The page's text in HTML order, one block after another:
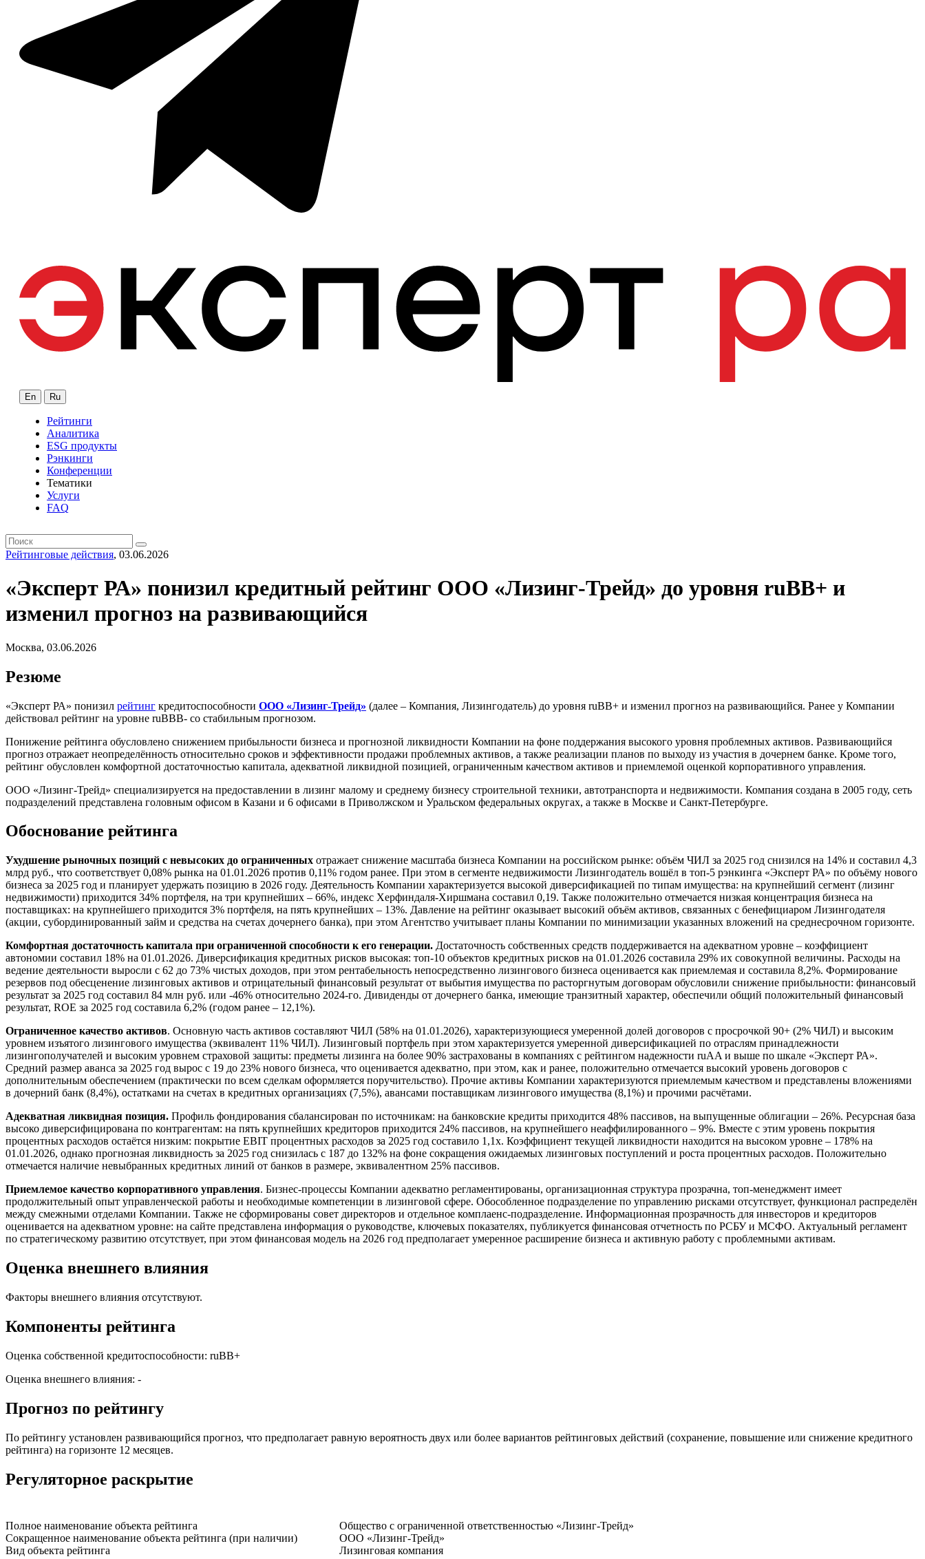
En Ru
Рейтинги
Аналитика
ESG продукты
Рэнкинги
Конференции
Тематики
Услуги
FAQ
Рейтинговые действия, 03.06.2026
«Эксперт РА» понизил кредитный рейтинг ООО «Лизинг-Трейд» до уровня ruBB+ и
изменил прогноз на развивающийся
Москва, 03.06.2026
Резюме
«Эксперт РА» понизил рейтинг кредитоспособности ООО «Лизинг-Трейд» (далее – Компания, Лизингодатель) до уровня ruBB+ и изменил прогноз на развивающийся. Ранее у Компании
действовал рейтинг на уровне ruBBВ- со стабильным прогнозом.
Понижение рейтинга обусловлено снижением прибыльности бизнеса и прогнозной ликвидности Компании на фоне поддержания высокого уровня проблемных активов. Развивающийся
прогноз отражает неопределённость относительно сроков и эффективности продажи проблемных активов, а также реализации планов по выходу из участия в дочернем банке. Кроме того,
рейтинг обусловлен комфортной достаточностью капитала, адекватной ликвидной позицией, ограниченным качеством активов и приемлемой оценкой корпоративного управления.
ООО «Лизинг-Трейд» специализируется на предоставлении в лизинг малому и среднему бизнесу строительной техники, автотранспорта и недвижимости. Компания создана в 2005 году, сеть
подразделений представлена головным офисом в Казани и 6 офисами в Приволжском и Уральском федеральных округах, а также в Москве и Санкт-Петербурге.
Обоснование рейтинга
Ухудшение рыночных позиций с невысоких до ограниченных отражает снижение масштаба бизнеса Компании на российском рынке: объём ЧИЛ за 2025 год снизился на 14% и составил 4,3
млрд руб., что соответствует 0,08% рынка на 01.01.2026 против 0,11% годом ранее. При этом в сегменте недвижимости Лизингодатель вошёл в топ-5 рэнкинга «Эксперт РА» по объёму нового
бизнеса за 2025 год и планирует удержать позицию в 2026 году. Деятельность Компании характеризуется высокой диверсификацией по типам имущества: на крупнейший сегмент (лизинг
недвижимости) приходится 34% портфеля, на три крупнейших – 66%, индекс Херфиндаля-Хиршмана составил 0,19. Также положительно отмечается низкая концентрация бизнеса на
поставщиках: на крупнейшего приходится 3% портфеля, на пять крупнейших – 13%. Давление на рейтинг оказывает высокий объём активов, связанных с бенефициаром Лизингодателя
(акции, субординированный займ и средства на счетах дочернего банка), при этом Агентство учитывает планы Компании по минимизации указанных вложений на среднесрочном горизонте.
Комфортная достаточность капитала при ограниченной способности к его генерации. Достаточность собственных средств поддерживается на адекватном уровне – коэффициент
автономии составил 18% на 01.01.2026. Диверсификация кредитных рисков высокая: топ-10 объектов кредитных рисков на 01.01.2026 составила 29% их совокупной величины. Расходы на
ведение деятельности выросли с 62 до 73% чистых доходов, при этом рентабельность непосредственно лизингового бизнеса оценивается как приемлемая и составила 8,2%. Формирование
резервов под обесценение лизинговых активов и отрицательный финансовый результат от выбытия имущества по расторгнутым договорам обусловили снижение прибыльности: финансовый
результат за 2025 год составил 84 млн руб. или -46% относительно 2024-го. Дивиденды от дочернего банка, имеющие транзитный характер, обеспечили общий положительный финансовый
результат, ROE за 2025 год составила 6,2% (годом ранее – 12,1%).
Ограниченное качество активов. Основную часть активов составляют ЧИЛ (58% на 01.01.2026), характеризующиеся умеренной долей договоров с просрочкой 90+ (2% ЧИЛ) и высоким
уровнем изъятого лизингового имущества (эквивалент 11% ЧИЛ). Лизинговый портфель при этом характеризуется умеренной диверсификацией по отраслям принадлежности
лизингополучателей и высоким уровнем страховой защиты: предметы лизинга на более 90% застрахованы в компаниях с рейтингом надежности ruАA и выше по шкале «Эксперт РА».
Средний размер аванса за 2025 год вырос с 19 до 23% нового бизнеса, что оценивается адекватно, при этом, как и ранее, положительно отмечается высокий уровень договоров с
дополнительным обеспечением (практически по всем сделкам оформляется поручительство). Прочие активы Компании характеризуются приемлемым качеством и представлены вложениями
в дочерний банк (8,4%), остатками на счетах в кредитных организациях (7,5%), авансами поставщикам лизингового имущества (8,1%) и прочими расчётами.
Адекватная ликвидная позиция. Профиль фондирования сбалансирован по источникам: на банковские кредиты приходится 48% пассивов, на выпущенные облигации – 26%. Ресурсная база
высоко диверсифицирована по контрагентам: на пять крупнейших кредиторов приходится 24% пассивов, на крупнейшего неаффилированного – 9%. Вместе с этим уровень покрытия
процентных расходов остаётся низким: покрытие EBIT процентных расходов за 2025 год составило 1,1х. Коэффициент текущей ликвидности находится на высоком уровне – 178% на
01.01.2026, однако прогнозная ликвидность за 2025 год снизилась с 187 до 132% на фоне сокращения ожидаемых лизинговых поступлений и роста процентных расходов. Положительно
отмечается наличие невыбранных кредитных линий от банков в размере, эквивалентном 25% пассивов.
Приемлемое качество корпоративного управления. Бизнес-процессы Компании адекватно регламентированы, организационная структура прозрачна, топ-менеджмент имеет
продолжительный опыт управленческой работы и необходимые компетенции в лизинговой сфере. Обособленное подразделение по управлению рисками отсутствует, функционал распределён
между смежными отделами Компании. Также не сформированы совет директоров и отдельное комплаенс-подразделение. Информационная прозрачность для инвесторов и кредиторов
оценивается на адекватном уровне: на сайте представлена информация о руководстве, ключевых показателях, публикуется финансовая отчетность по РСБУ и МСФО. Актуальный регламент
по стратегическому развитию отсутствует, при этом финансовая модель на 2026 год предполагает умеренное расширение бизнеса и активную работу с проблемными активам.
Оценка внешнего влияния
Факторы внешнего влияния отсутствуют.
Компоненты рейтинга
Оценка собственной кредитоспособности: ruBB+
Оценка внешнего влияния: -
Прогноз по рейтингу
По рейтингу установлен развивающийся прогноз, что предполагает равную вероятность двух или более вариантов рейтинговых действий (сохранение, повышение или снижение кредитного
рейтинга) на горизонте 12 месяцев.
Регуляторное раскрытие
Полное наименование объекта рейтинга
Общество с ограниченной ответственностью «Лизинг-Трейд»
Сокращенное наименование объекта рейтинга (при наличии)
ООО «Лизинг-Трейд»
Вид объекта рейтинга
Лизинговая компания